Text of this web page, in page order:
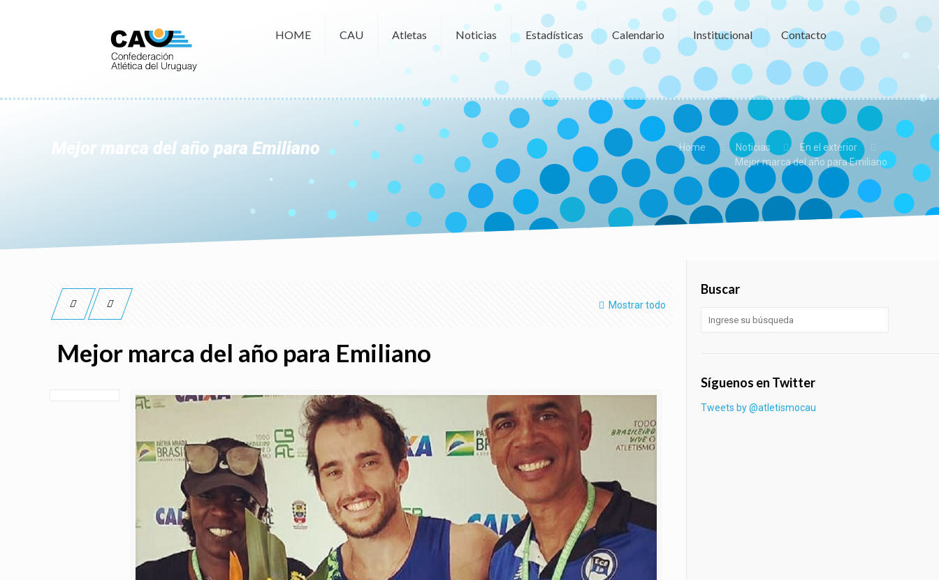
HOME CAU Atletas Noticias Estadísticas Calendario Institucional Contacto
Mejor marca del año para Emiliano Home Noticias
En el exterior
Mejor marca del año para Emiliano
Mostrar todo
Mejor marca del año para Emiliano
Buscar
Síguenos en Twitter
Tweets by @atletismocau